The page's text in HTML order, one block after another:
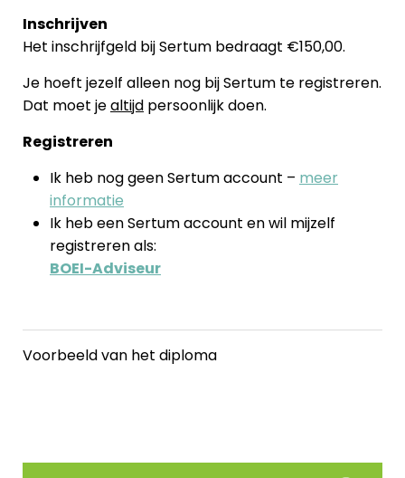
Inschrijven
Het inschrijfgeld bij Sertum bedraagt €150,00.
Je hoeft jezelf alleen nog bij Sertum te registreren.
Dat moet jealtijd persoonlijk doen.
Registreren
Ik heb nog geen Sertum account – meer
informatie
Ik heb een Sertum account en wil mijzelf
registreren als:
BOEI-Adviseur
Voorbeeld van het diploma